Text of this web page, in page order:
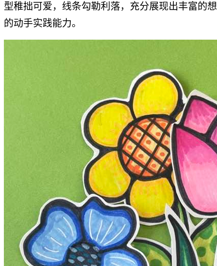
型稚拙可爱，线条勾勒利落，充分展现出丰富的
的动手实践能力。